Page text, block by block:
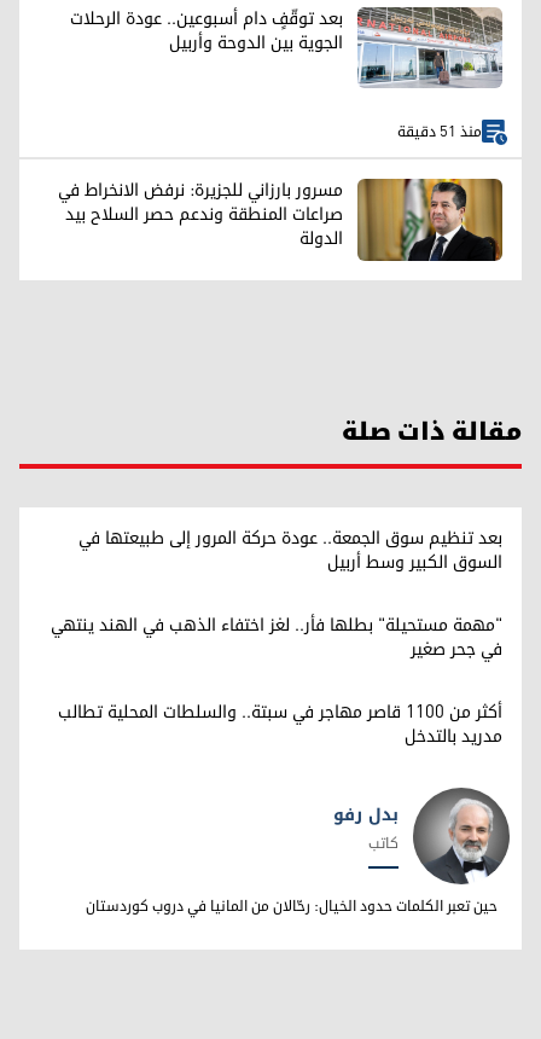
بعد توقّفٍ دام أسبوعين.. عودة الرحلات
الجوية بين الدوحة وأربيل
منذ 51 دقيقة
مسرور بارزاني للجزيرة: نرفض الانخراط في
صراعات المنطقة وندعم حصر السلاح بيد
الدولة
مقالة ذات صلة
بعد تنظيم سوق الجمعة.. عودة حركة المرور إلى طبيعتها في
السوق الكبير وسط أربيل
"مهمة مستحيلة" بطلها فأر.. لغز اختفاء الذهب في الهند ينتهي
في جحر صغير
أكثر من 1100 قاصر مهاجر في سبتة.. والسلطات المحلية تطالب
مدريد بالتدخل
بدل رفو
بدل رفو
كاتب
حين تعبر الكلمات حدود الخيال: رحّالان من المانيا في دروب كوردستان